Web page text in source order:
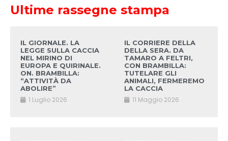
Ultime rassegne stampa
IL GIORNALE. LA
LEGGE SULLA CACCIA
NEL MIRINO DI
EUROPA E QUIRINALE.
ON. BRAMBILLA:
“ATTIVITÀ DA
ABOLIRE”
1 Luglio 2026
IL CORRIERE DELLA
DELLA SERA. DA
TAMARO A FELTRI,
CON BRAMBILLA:
TUTELARE GLI
ANIMALI, FERMEREMO
LA CACCIA
11 Maggio 2026